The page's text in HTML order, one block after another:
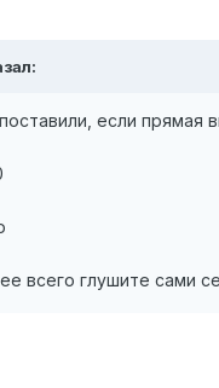
если прямая
всего глушите сами